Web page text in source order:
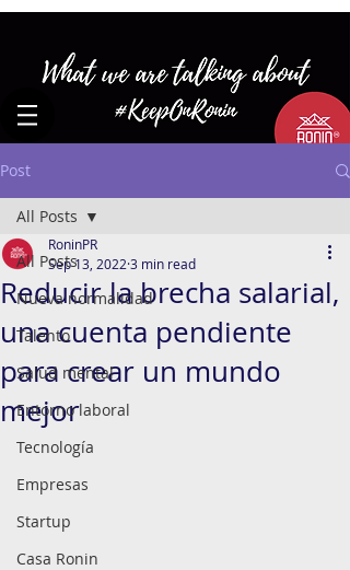
Post
All Posts
Nueva normalidad
Talento
Salud mental
Entorno laboral
Tecnología
Empresas
Startup
Casa Ronin
All Posts
Reducir la brecha salarial,
una cuenta pendiente
para crear un mundo
mejor
RoninPR
Sep 13, 2022 3 min read